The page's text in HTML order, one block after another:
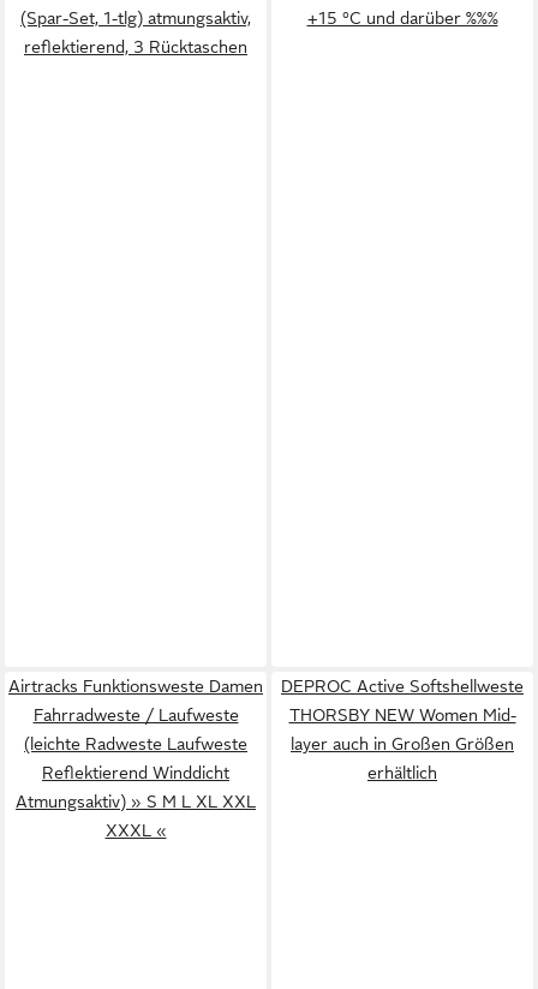
(Spar-Set, 1-tlg) atmungsaktiv,
reflektierend, 3 Rücktaschen
+15 °C und darüber %%%
Airtracks Funktionsweste Damen
Fahrradweste / Laufweste
(leichte Radweste Laufweste
Reflektierend Winddicht
Atmungsaktiv) » S M L XL XXL
XXXL «
DEPROC Active Softshellweste
THORSBY NEW Women Mid-
layer auch in Großen Größen
erhältlich